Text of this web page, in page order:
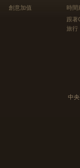
創意加值
時間
跟
旅行
中